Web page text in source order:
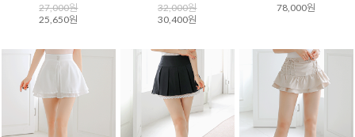
27,000원
25,650원
32,000원
30,400원
78,000원